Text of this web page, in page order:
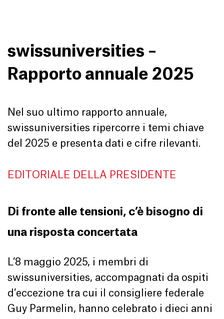
swissuniversities –
Rapporto annuale 2025
Nel suo ultimo rapporto annuale,
swissuniversities ripercorre i temi chiave
del 2025 e presenta dati e cifre rilevanti.
EDITORIALE DELLA PRESIDENTE
Di fronte alle tensioni, c’è bisogno di
una risposta concertata
L’8 maggio 2025, i membri di
swissuniversities, accompagnati da ospiti
d’eccezione tra cui il consigliere federale
Guy Parmelin, hanno celebrato i dieci anni